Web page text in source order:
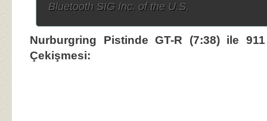
Bluetooth SIG Inc. of the U.S.
Nurburgring Pistinde GT-R (7:38) ile
Çekişmesi: